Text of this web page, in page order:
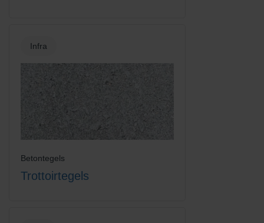
Infra
Betontegels
Trottoirtegels